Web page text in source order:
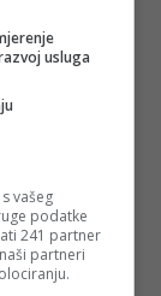
usluga
vašeg
podatke
241 partner
partneri